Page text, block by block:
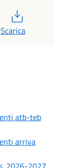
Scarica
atb-teb
arriva